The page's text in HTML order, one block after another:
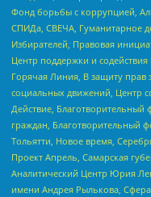
Фонд борьбы с коррупцией,
СПИДа, СВЕЧА, Гуманитарное
Избирателей, Правовая
Центр поддержки и
Горячая Линия, В защиту прав
социальных движений, Центр
Действие,
граждан,
Тольятти, Новое время,
Проект Апрель, Самарская
Аналитический Центр Юрия
имени Андрея Рылькова,